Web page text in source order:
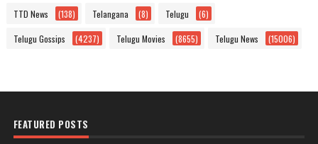
TTD News (138) Telangana (8) Telugu (6)
Telugu Gossips (4237) Telugu Movies (8655) Telugu News (15006)
FEATURED POSTS